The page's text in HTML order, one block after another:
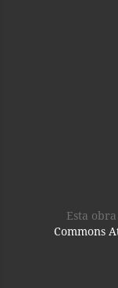
Esta
Commons